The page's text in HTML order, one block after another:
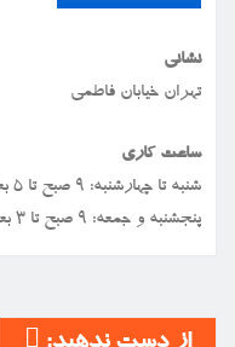
نشانی
تهران خیابان فاطمی
ساعت کاری
شنبه تا چهارشنبه: ۹ صبح تا ۵ بعد از ظهر
پنجشنبه و جمعه: ۹ صبح تا ۳ بعد از ظهر